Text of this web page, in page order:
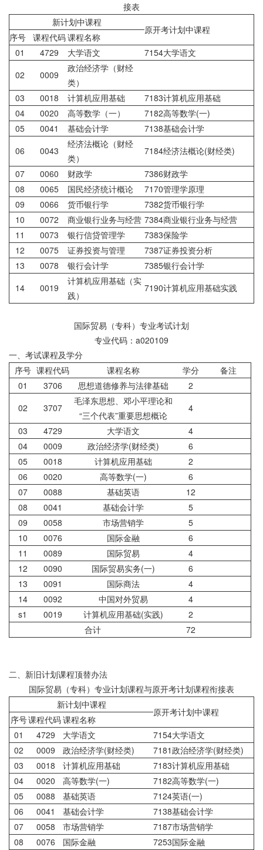
接表
新计划中课程
原开考计划中课程
序号 课程代码课程名称
01
4729 大学语文
7154大学语文
02
0009
政治经济学（财经
类）
03
0018 计算机应用基础
7183计算机应用基础
04
0020 高等数学（一）
7182高等数学(一)
05
0041 基础会计学
7138基础会计学
06
0043
经济法概论（财经
类）
7184经济法概论(财经类)
07
0060 财政学
7386财政学
08
0065 国民经济统计概论
7170管理学原理
09
0066 货币银行学
7382货币银行学
10
0072 商业银行业务与经营 7384商业银行业务与经营
11
0073 银行信贷管理学
7383保险学
12
0075 证券投资与管理
7387证券投资分析
13
0078 银行会计学
7385银行会计学
14
0019
计算机应用基础（实
践）
7190计算机应用基础实践
国际贸易（专科）专业考试计划
专业代码：a020109
一、考试课程及学分
序号 课程代码 课程名称 学分
备注
01
3706 思想道德修养与法律基础
2
02
3707
毛泽东思想、邓小平理论和
“三个代表”重要思想概论
4
03
4729 大学语文
4
04
0009 政治经济学(财经类)
6
05
0018 计算机应用基础
2
06
0020 高等数学(一)
6
07
0088 基础英语
12
08
0041 基础会计学
5
09
0058 市场营销学
5
10
0076 国际金融
6
11
0089 国际贸易
4
12
0090 国际贸易实务(一)
6
13
0091 国际商法
4
14
0092 中国对外贸易
4
s1
0019 计算机应用基础(实践)
2
合计
72
二、新旧计划课程顶替办法
国际贸易（专科）专业计划课程与原开考计划课程衔接表
新计划中课程
原开考计划中课程
序号课程代码课程名称
01
4729 大学语文
7154大学语文
02
0009 政治经济学(财经类)
7181政治经济学(财经类)
03
0018 计算机应用基础
7183计算机应用基础
04
0020 高等数学(一)
7182高等数学(一)
05
0088 基础英语
7124英语(一)
06
0041 基础会计学
7138基础会计学
07
0058 市场营销学
7187市场营销学
08
0076 国际金融 7253国际金融